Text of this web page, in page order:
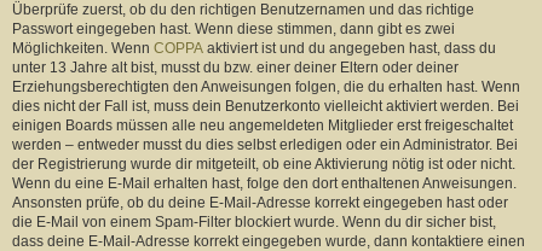
Überprüfe zuerst, ob du den richtigen Benutzernamen und das richtige
Passwort eingegeben hast. Wenn diese stimmen, dann gibt es zwei
Möglichkeiten. Wenn COPPA aktiviert ist und du angegeben hast, dass du
unter 13 Jahre alt bist, musst du bzw. einer deiner Eltern oder deiner
Erziehungsberechtigten den Anweisungen folgen, die du erhalten hast. Wenn
dies nicht der Fall ist, muss dein Benutzerkonto vielleicht aktiviert werden. Bei
einigen Boards müssen alle neu angemeldeten Mitglieder erst freigeschaltet
werden – entweder musst du dies selbst erledigen oder ein Administrator. Bei
der Registrierung wurde dir mitgeteilt, ob eine Aktivierung nötig ist oder nicht.
Wenn du eine E-Mail erhalten hast, folge den dort enthaltenen Anweisungen.
Ansonsten prüfe, ob du deine E-Mail-Adresse korrekt eingegeben hast oder
die E-Mail von einem Spam-Filter blockiert wurde. Wenn du dir sicher bist,
dass deine E-Mail-Adresse korrekt eingegeben wurde, dann kontaktiere einen